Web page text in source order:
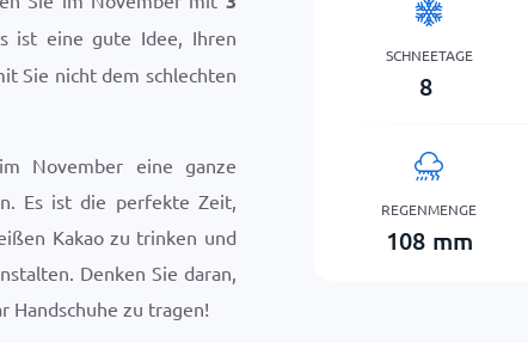
ist eine gute Idee, Ihren
Sie nicht dem schlechten
November eine ganze
Es ist die perfekte Zeit,
Kakao zu trinken und
Denken Sie daran,
Handschuhe zu tragen!
SCHNEETAGE
8
REGENMENGE
108 mm